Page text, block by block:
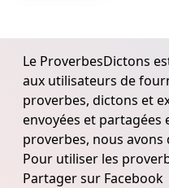
Le ProverbesDictons
aux utilisateurs de
proverbes, dictons et
envoyées et partagées
proverbes, nous
Pour utiliser les
Partager sur Facebook